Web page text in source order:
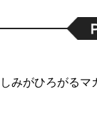
みがひろがる